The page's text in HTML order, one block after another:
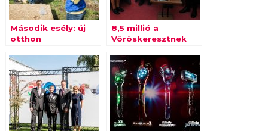
Második esély: új
otthon
8,5 millió a
Vöröskeresztnek